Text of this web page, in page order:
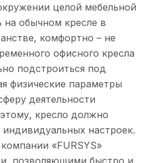
целой мебельной
на обычном кресле в
комфортно – не
офисного кресла
подстроиться под
физические параметры
деятельности
кресло должно
настроек.
«FURSYS»
позволяющими быстро и